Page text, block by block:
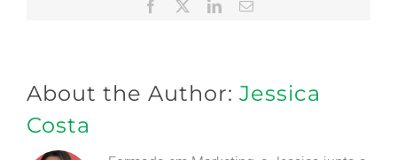
Facebook LinkedInEmail
About the Author: Jessica
Costa